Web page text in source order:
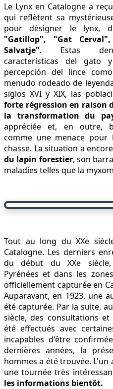
Le Lynx en Catalogne a
qui reflètent sa
pour désigner le lynx,
"Gatillop", "Gat
Salvatje". Estas
características del gato
percepción del lince
menudo rodeado de
siglos XVI y XIX, las
forte régression en raison
la transformation du
appréciée et, en outre,
comme une menace
chasse. La situation a
du lapin forestier, son
maladies telles que la
Tout au long du XXe
Catalogne. Les derniers
du début du XXe
Pyrénées et dans les
officiellement capturée en
Auparavant, en 1923, une
été capturée. Par la suite,
siècle, des consultations
été effectués avec
incapables d'être
dernières années, la
hommes a été trouvée.
une tournée très
les informations bientôt.